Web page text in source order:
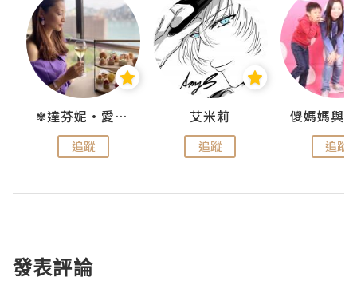
✾達芬妮•愛孩子•愛生活✾
追蹤
艾米莉
追蹤 追蹤
發表評論